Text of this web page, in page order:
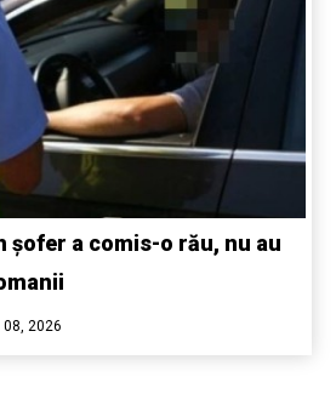
șofer a comis-o rău, nu au
08, 2026